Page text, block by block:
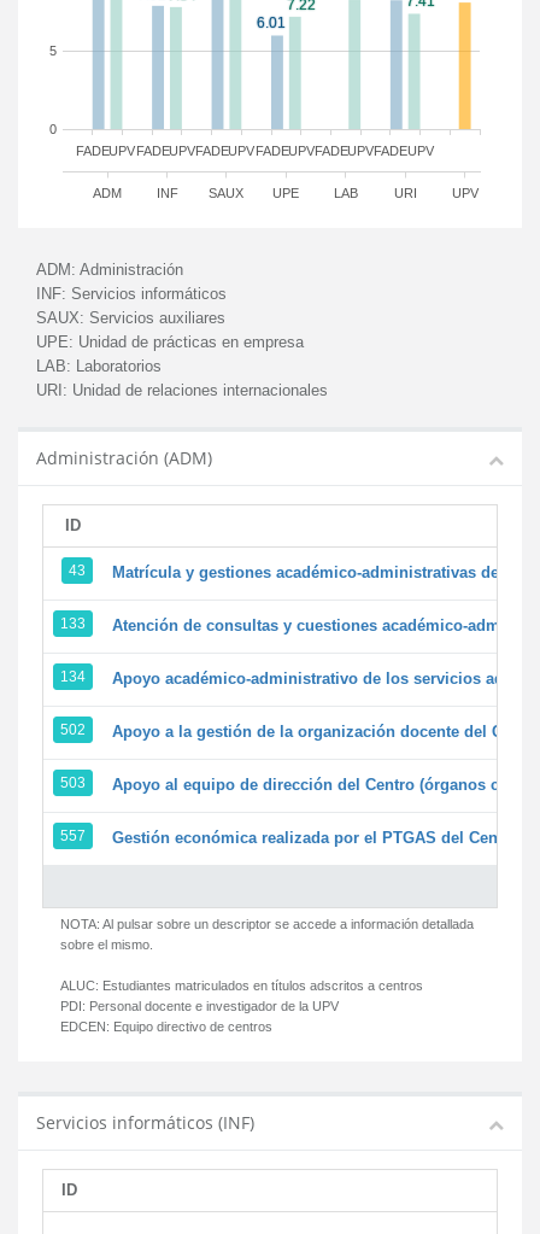
FADE FADE FADE FADE FADE FADE
UPV UPV UPV UPV UPV UPV
ADM INF SAUX UPE LAB URI UPV
0
5
ADM: Administración
INF: Servicios informáticos
SAUX: Servicios auxiliares
UPE: Unidad de prácticas en empresa
LAB: Laboratorios
URI: Unidad de relaciones internacionales
Administración (ADM)
ID
43 Matrícula y gestiones académico-administrativas de la
133 Atención de consultas y cuestiones académico-
134 Apoyo académico-administrativo de los servicios
502 Apoyo a la gestión de la organización docente del
503 Apoyo al equipo de dirección del Centro (órganos
557 Gestión económica realizada por el PTGAS del Centro
NOTA: Al pulsar sobre un descriptor se accede a información detallada
sobre el mismo.
ALUC: Estudiantes matriculados en títulos adscritos a centros
PDI: Personal docente e investigador de la UPV
EDCEN: Equipo directivo de centros
Servicios informáticos (INF)
ID